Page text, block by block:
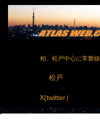
柏、松戸中心に常磐
松戸
X(twitter）